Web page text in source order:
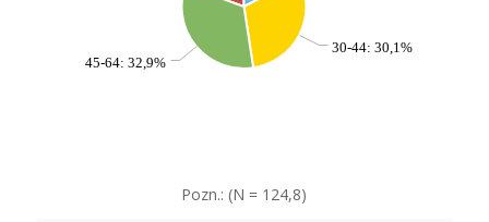
30-44: 30,1%
45-64: 32,9%
Pozn.: (N = 124,8)